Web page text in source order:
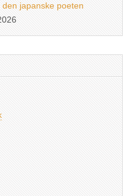
japanske poeten